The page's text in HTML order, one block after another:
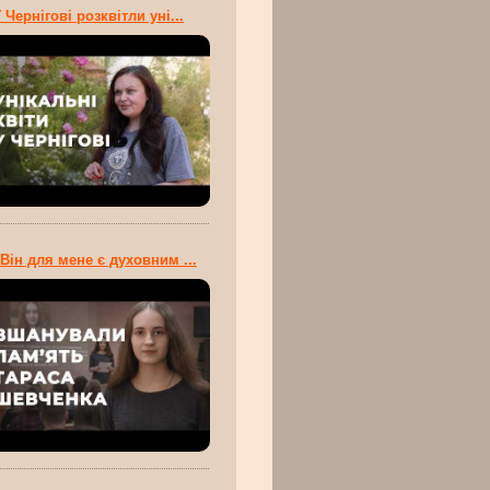
Чернігові розквітли уні...
для мене є духовним ...